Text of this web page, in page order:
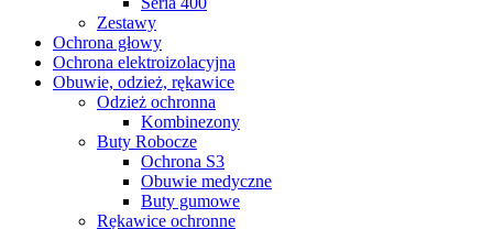
Zestawy
Ochrona głowy
Ochrona elektroizolacyjna
Obuwie, odzież, rękawice
Odzież ochronna
Kombinezony
Buty Robocze
Ochrona S3
Obuwie medyczne
Buty gumowe
Rękawice ochronne